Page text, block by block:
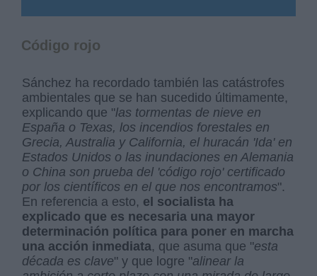
Código rojo
Sánchez ha recordado también las catástrofes
ambientales que se han sucedido últimamente,
explicando que "las tormentas de nieve en
España o Texas, los incendios forestales en
Grecia, Australia y California, el huracán 'Ida' en
Estados Unidos o las inundaciones en Alemania
o China son prueba del 'código rojo' certificado
por los científicos en el que nos encontramos".
En referencia a esto, el socialista ha
explicado que es necesaria una mayor
determinación política para poner en marcha
una acción inmediata, que asuma que "esta
década es clave" y que logre "alinear la